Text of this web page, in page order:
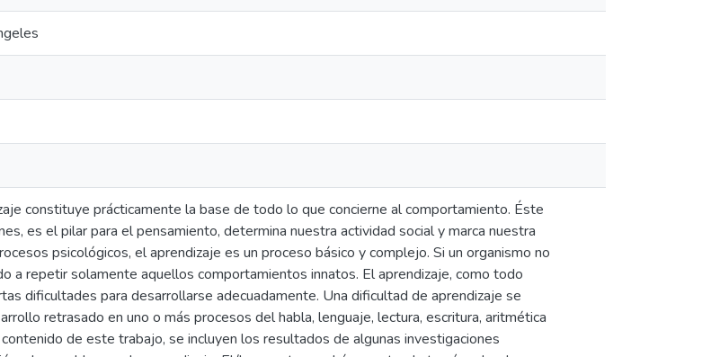
constituye prácticamente la base de todo lo que concierne al comportamiento. Éste
es el pilar para el pensamiento, determina nuestra actividad social y marca nuestra
psicológicos, el aprendizaje es un proceso básico y complejo. Si un organismo no
a repetir solamente aquellos comportamientos innatos. El aprendizaje, como todo
dificultades para desarrollarse adecuadamente. Una dificultad de aprendizaje se
retrasado en uno o más procesos del habla, lenguaje, lectura, escritura, aritmética
de este trabajo, se incluyen los resultados de algunas investigaciones